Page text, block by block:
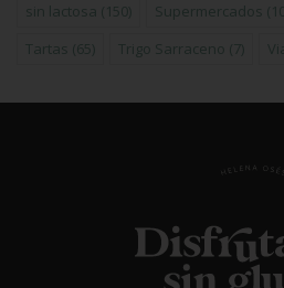
sin lactosa (150) Supermercados
Tartas (65) Trigo Sarraceno (7)